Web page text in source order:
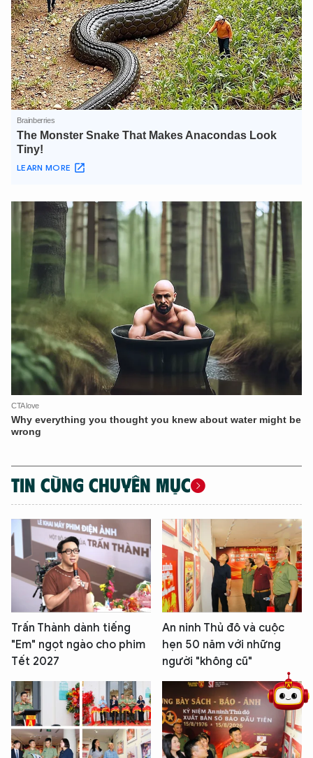
TIN CÙNG CHUYÊN MỤC
Trấn Thành dành tiếng
"Em" ngọt ngào cho phim
Tết 2027
An ninh Thủ đô và cuộc
hẹn 50 năm với những
người "không cũ"
5 điểm nghẽn của Hà Nội giải pháp xử lý điểm nghẽn của